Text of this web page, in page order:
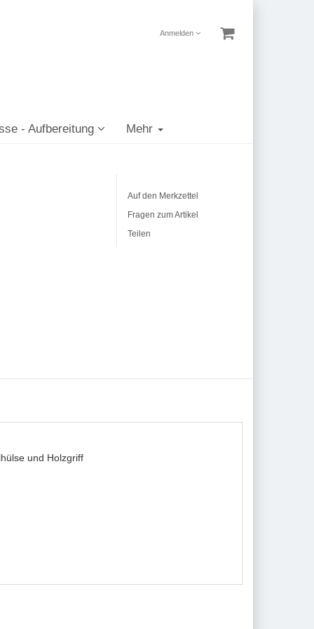
Anmelden
- Aufbereitung Mehr
Auf den Merkzettel
Fragen zum Artikel
Teilen
und Holzgriff